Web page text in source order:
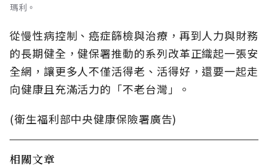
瑪利。
從慢性病控制、癌症篩檢與治療，再到人力與財務
的長期健全，健保署推動的系列改革正織起一張安
全網，讓更多人不僅活得老、活得好，還要一起走
向健康且充滿活力的「不老台灣」。
(衛生福利部中央健康保險署廣告)
相關文章